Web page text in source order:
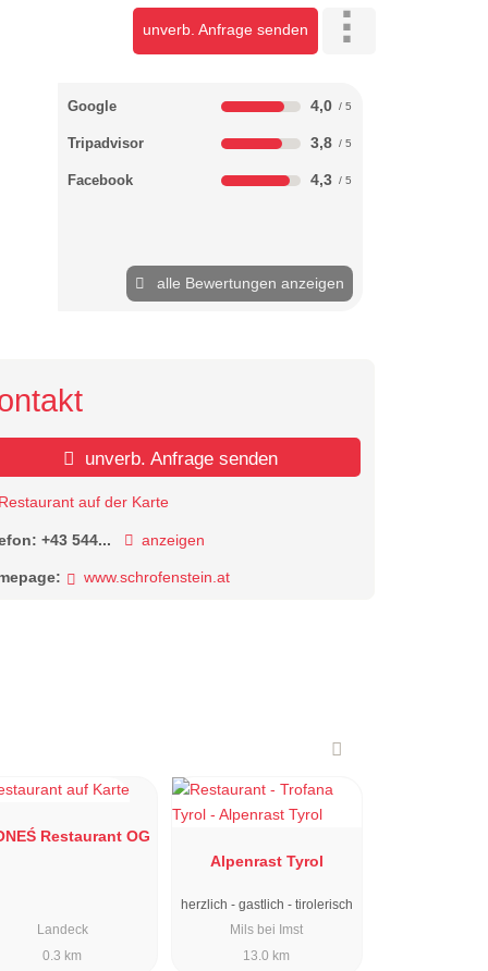
unverb. Anfrage senden
Google 4,0
Tripadvisor 3,8
Facebook 4,3
alle Bewertungen anzeigen
unverb. Anfrage senden
auf der Karte
+43 544... anzeigen
www.schrofenstein.at
Restaurant OG
Landeck
0.3 km
Alpenrast Tyrol
herzlich - gastlich - tirolerisch
Mils bei Imst
13.0 km